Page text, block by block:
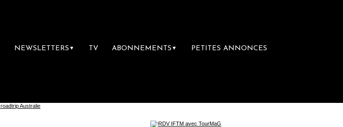
NEWSLETTERS ▼ TV ABONNEMENTS ▼ PETITES ANNONCES